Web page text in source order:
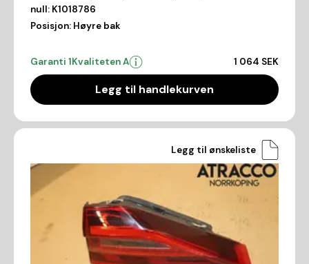
null: K1018786
Posisjon: Høyre bak
Garanti 1Kvaliteten A 1 064 SEK
Legg til handlekurven
Legg til ønskeliste